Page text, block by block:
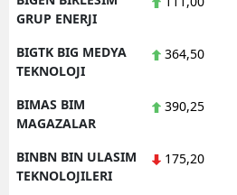
GRUP ENERJI
BIGTK BIG MEDYA
TEKNOLOJI
364,50
BIMAS BIM
MAGAZALAR
390,25
BINBN BIN ULASIM
TEKNOLOJILERI
175,20